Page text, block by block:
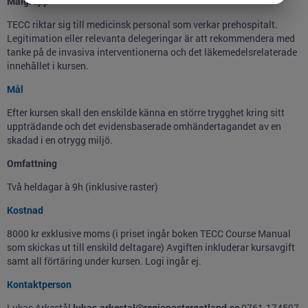
TECC riktar sig till medicinsk personal som verkar prehospitalt.
Legitimation eller relevanta delegeringar är att rekommendera med
tanke på de invasiva interventionerna och det läkemedelsrelaterade
innehållet i kursen.
Mål
Efter kursen skall den enskilde känna en större trygghet kring sitt
uppträdande och det evidensbaserade omhändertagandet av en
skadad i en otrygg miljö.
Omfattning
Två heldagar à 9h (inklusive raster)
Kostnad
8000 kr exklusive moms (i priset ingår boken TECC Course Manual
som skickas ut till enskild deltagare) Avgiften inkluderar kursavgift
samt all förtäring under kursen. Logi ingår ej.
Kontaktperson